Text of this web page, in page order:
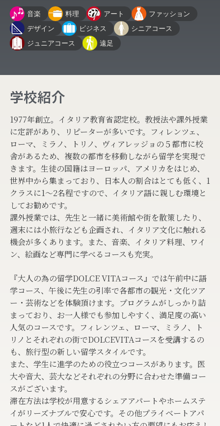
音楽 料理 アート
ファッション
デザイン
ビジネス
シニアコース
ジュニアコース
遠足
学校紹介
1977年創立。イタリア教育省認定校。教授法や課外授業
に定評があり、リピーターが多いです。フィレンツェ、
ローマ、ミラノ、トリノ、ヴィアレッジョの５都市に校
舎があるため、複数の都市を移動しながら留学を実現で
きます。生徒の国籍はヨーロッパ、アメリカをはじめ、
世界中から集まっており、日本人の割合はとても低く、1
クラスに1～2名程ですので、イタリア語に親しむ環境と
してお勧めです。
課外授業では、先生と一緒に美術館や街を散策したり、
週末には小旅行なども企画され、イタリア文化に触れる
機会が多くあります。また、音楽、イタリア料理、ワイ
ン、絵画など専門に学べるコースも充実。
『大人の為の留学DOLCE VITAコース』では午前中に語
学コース、午後に先生の引率で各都市の観光・文化ツア
ー・芸術などを体験頂けます。プログラムがしっかり詰
まっており、お一人様でも参加しやすく、満足度の高い
人気のコースです。フィレンツェ、ローマ、ミラノ、ト
リノとそれぞれの街でDOLCEVITAコースを受講するの
も、旅行型の新しい留学スタイルです。
また、学生に進学のための役立つコースがあります。医
大や音大、芸大などそれぞれの分野に合わせた準備コー
スがございます。
滞在方法は学校が用意するシェアアパートやホームステ
イがリーズナブルで安心です。その他プライベートアパ